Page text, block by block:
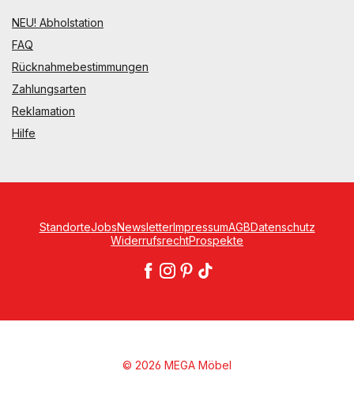
NEU! Abholstation
FAQ
Rücknahmebestimmungen
Zahlungsarten
Reklamation
Hilfe
StandorteJobsNewsletterImpressumAGBDatenschutz
WiderrufsrechtProspekte
© 2026 MEGA Möbel